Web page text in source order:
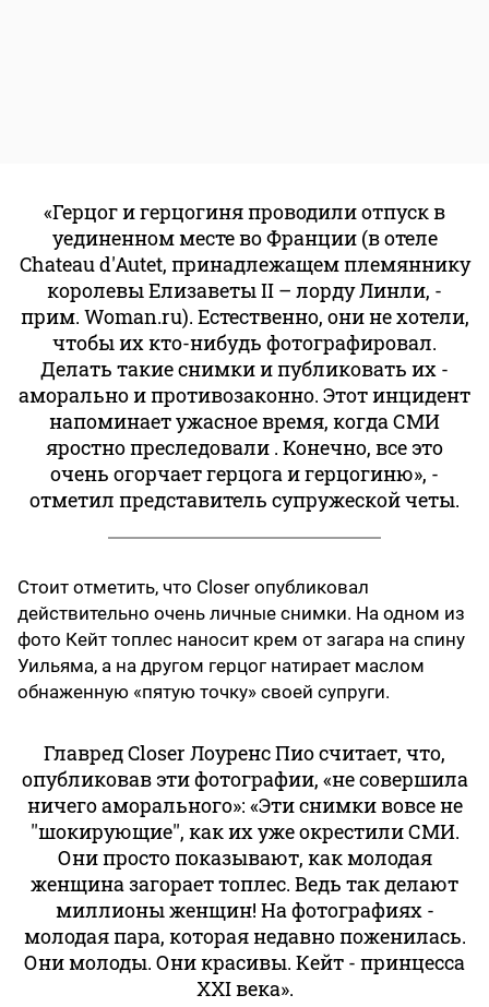
«Герцог и герцогиня проводили отпуск в
уединенном месте во Франции (в отеле
Chateau d'Autet, принадлежащем племяннику
королевы Елизаветы II – лорду Линли, -
прим. Woman.ru). Естественно, они не хотели,
чтобы их кто-нибудь фотографировал.
Делать такие снимки и публиковать их -
аморально и противозаконно. Этот инцидент
напоминает ужасное время, когда СМИ
яростно преследовали . Конечно, все это
очень огорчает герцога и герцогиню», -
отметил представитель супружеской четы.
Стоит отметить, что Closer опубликовал
действительно очень личные снимки. На одном из
фото Кейт топлес наносит крем от загара на спину
Уильяма, а на другом герцог натирает маслом
обнаженную «пятую точку» своей супруги.
Главред Closer Лоуренс Пио считает, что,
опубликовав эти фотографии, «не совершила
ничего аморального»: «Эти снимки вовсе не
''шокирующие'', как их уже окрестили СМИ.
Они просто показывают, как молодая
женщина загорает топлес. Ведь так делают
миллионы женщин! На фотографиях -
молодая пара, которая недавно поженилась.
Они молоды. Они красивы. Кейт - принцесса
XXI века».